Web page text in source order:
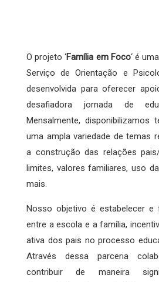
O projeto ‘Família em Foco‘ é
Serviço de Orientação e
desenvolvida para oferecer
desafiadora jornada de
Mensalmente, disponibilizamos
uma ampla variedade de temas
a construção das relações
limites, valores familiares, uso
mais.
Nosso objetivo é estabelecer e
entre a escola e a família,
ativa dos pais no processo
Através dessa parceria
contribuir de maneira